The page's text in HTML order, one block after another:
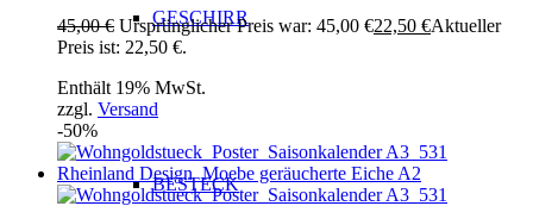
GESCHIRR
BESTECK
45,00€ Ursprünglicher Preis war: 45,00 €22,50 €Aktueller
Preis ist: 22,50 €.
Enthält 19% MwSt.
zzgl. Versand
-50%